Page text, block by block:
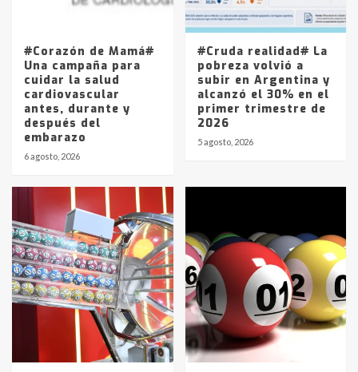
La Pampa, desde YPF hasta Axion
entre 857 a 1338 pesos
#Corazón de Mamá#
Una campaña para
cuidar la salud
cardiovascular
antes, durante y
después del
embarazo
6 agosto, 2026
#Cruda realidad# La
pobreza volvió a
subir en Argentina y
alcanzó el 30% en el
primer trimestre de
2026
5 agosto, 2026